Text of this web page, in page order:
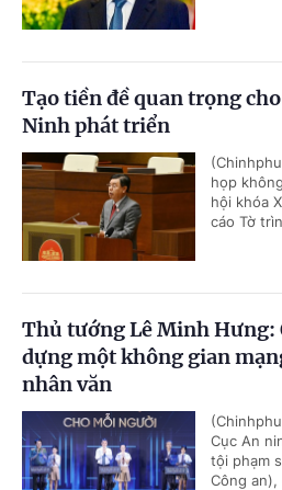
Tạo tiền đề quan trọng
Ninh phát triển
họp
hội khóa
cáo Tờ
Thủ tướng Lê Minh Hưng:
dựng một không gian
nhân văn
Cục An
tội phạm
Công